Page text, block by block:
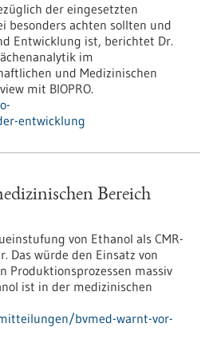
der eingesetzten
besonders achten sollten und
Entwicklung ist, berichtet Dr.
im
und Medizinischen
mit BIOPRO.
entwicklung
Bereich
von Ethanol als CMR-
Das würde den Einsatz von
Produktionsprozessen massiv
ist in der medizinischen
bvmed-warnt-vor-